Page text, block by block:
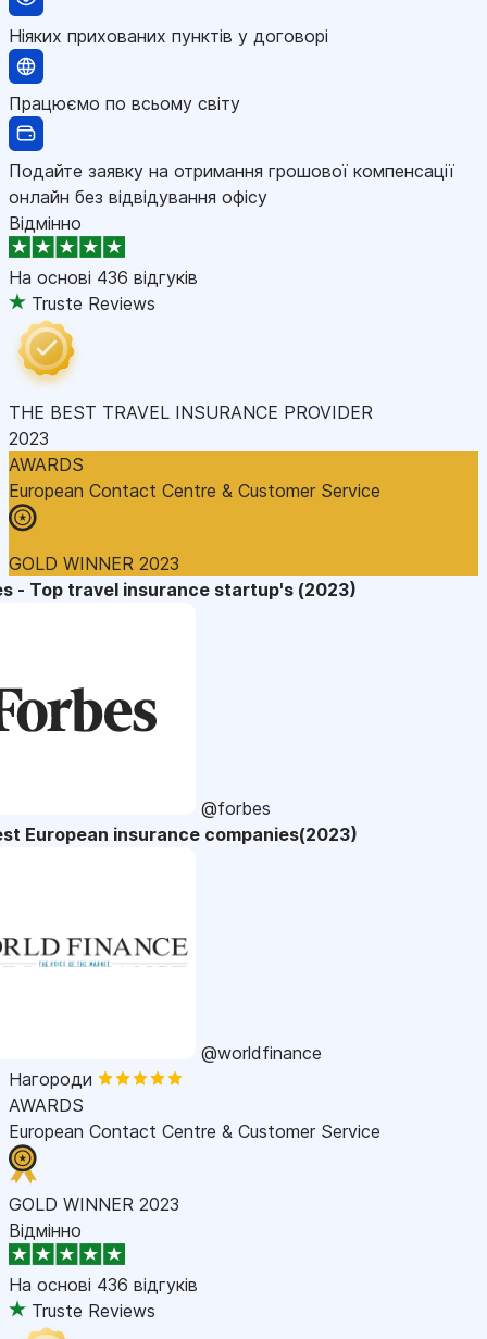
Ніяких прихованих пунктів у договорі
Працюємо по всьому світу
Подайте заявку на отримання грошової компенсації
онлайн без відвідування офісу
Відмінно
На основі 436 відгуків
Truste Reviews
THE BEST TRAVEL INSURANCE PROVIDER
2023
AWARDS
European Contact Centre & Customer Service
GOLD WINNER 2023
- Top travel insurance startup's (2023)
@forbes
European insurance companies(2023)
@worldfinance
Нагороди
AWARDS
European Contact Centre & Customer Service
GOLD WINNER 2023
Відмінно
На основі 436 відгуків
Truste Reviews